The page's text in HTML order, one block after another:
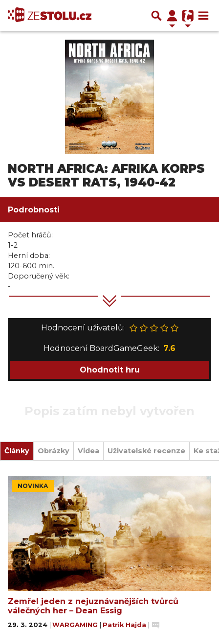
NORTH AFRICA: AFRIKA KORPS
VS DESERT RATS, 1940-42
Podrobnosti
Počet hráčů:
1-2
Herní doba:
120-600 min.
Doporučený věk:
-
Hodnocení uživatelů:
Hodnocení BoardGameGeek: 7.6
Ohodnotit hru
Články Obrázky Videa Uživatelské recenze Ke
NOVINKA
Zemřel jeden z nejuznávanějších tvůrců
válečných her – Dean Essig
29. 3. 2024 WARGAMING Patrik Hajda